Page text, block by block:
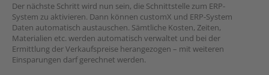
Der nächste Schritt wird nun sein, die Schnittstelle zum ERP-
System zu aktivieren. Dann können customX und ERP-System
Daten automatisch austauschen. Sämtliche Kosten, Zeiten,
Materialien etc. werden automatisch verwaltet und bei der
Ermittlung der Verkaufspreise herangezogen – mit weiteren
Einsparungen darf gerechnet werden.